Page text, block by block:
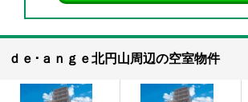
ｄｅ･ａｎｇｅ北円山周辺の空室物件